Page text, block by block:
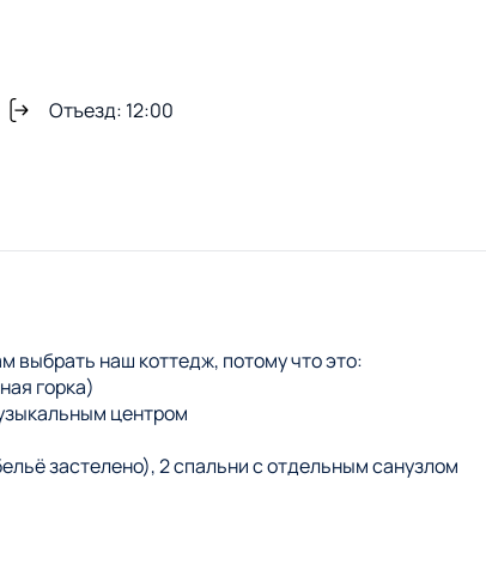
Отъезд: 12:00
выбрать наш коттедж, потому что это:
горка)
центром
застелено), 2 спальни с отдельным санузлом
навесом, шампуры, решетки, дрова